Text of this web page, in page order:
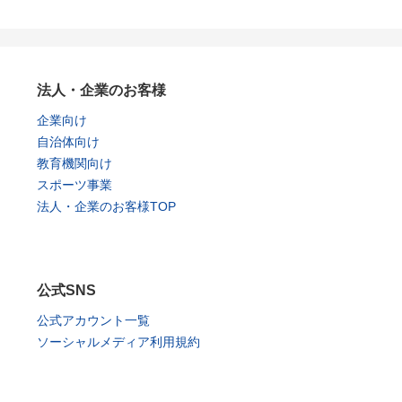
法人・企業のお客様
企業向け
自治体向け
教育機関向け
スポーツ事業
法人・企業のお客様TOP
公式SNS
公式アカウント一覧
ソーシャルメディア利用規約